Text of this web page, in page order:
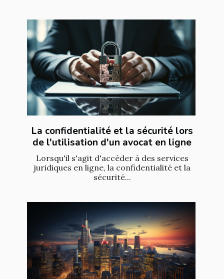
La confidentialité et la sécurité lors
de l'utilisation d'un avocat en ligne
Lorsqu'il s'agit d'accéder à des services
juridiques en ligne, la confidentialité et la
sécurité...